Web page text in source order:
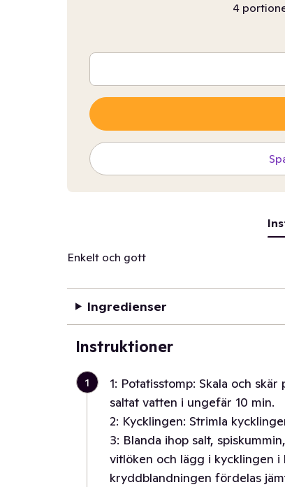
4
Enkelt och gott
Ingredienser
Instruktioner
1
1: Potatisstomp: Skala och
saltat vatten i ungefär 10 min.
2: Kycklingen: Strimla
3: Blanda ihop salt,
vitlöken och lägg i kycklingen
kryddblandningen fördelas